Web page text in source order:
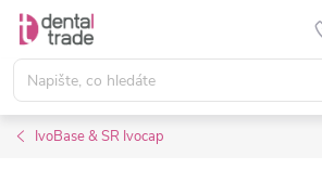
Přejít
obsah
IvoBase & SR Ivocap